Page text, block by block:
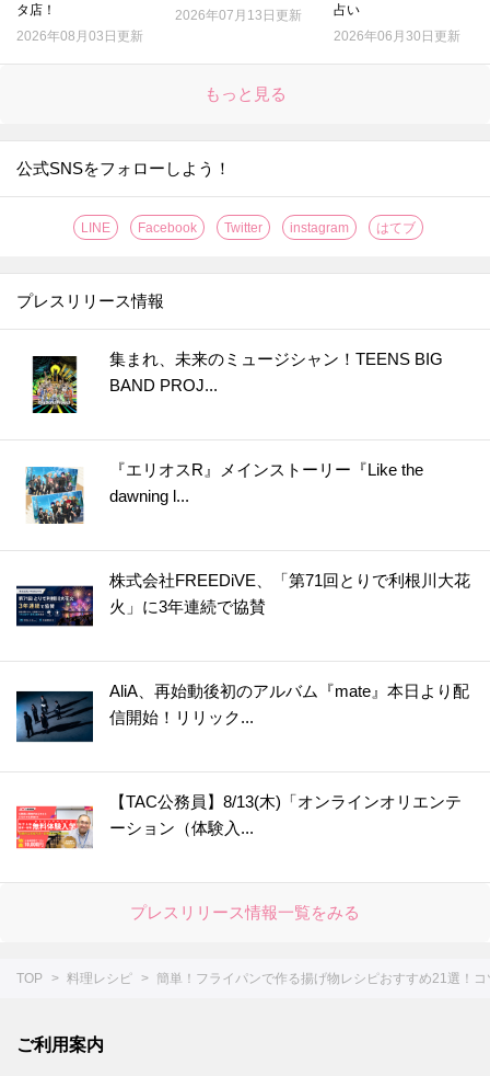
タ店！
2026年08月03日更新
2026年07月13日更新
占い
2026年06月30日更新
もっと見る
公式SNSをフォローしよう！
LINE Facebook Twitter instagram はてブ
プレスリリース情報
集まれ、未来のミュージシャン！TEENS BIG
BAND PROJ...
『エリオスR』メインストーリー『Like the
dawning l...
株式会社FREEDiVE、「第71回とりで利根川大花
火」に3年連続で協賛
AliA、再始動後初のアルバム『mate』本日より配
信開始！リリック...
【TAC公務員】8/13(木)「オンラインオリエンテ
ーション（体験入...
プレスリリース情報一覧をみる
TOP 料理レシピ 簡単！フライパンで作る揚げ物レシピおすすめ21選！
ご利用案内